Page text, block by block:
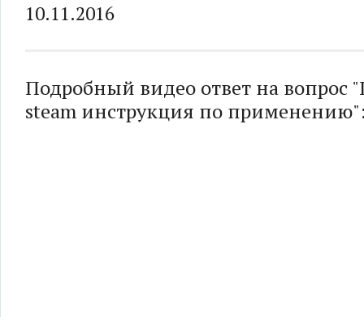
10.11.2016
Подробный видео ответ на вопрос
steam инструкция по